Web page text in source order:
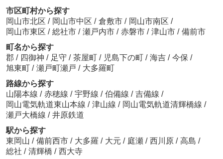
市区町村から探す
岡山市北区 / 岡山市中区 / 倉敷市 / 岡山市南区 /
岡山市東区 / 総社市 / 瀬戸内市 / 赤磐市 / 津山市 / 備前市
町名から探す
郡 / 四御神 / 足守 / 茶屋町 / 児島下の町 / 海吉 / 今保 /
旭東町 / 瀬戸町瀬戸 / 大多羅町
路線から探す
山陽本線 / 赤穂線 / 宇野線 / 伯備線 / 吉備線 /
岡山電気軌道東山本線 / 津山線 / 岡山電気軌道清輝橋線 /
瀬戸大橋線 / 井原鉄道
駅から探す
東岡山 / 備前西市 / 大多羅 / 大元 / 庭瀬 / 西川原 / 高島 /
総社 / 清輝橋 / 西大寺